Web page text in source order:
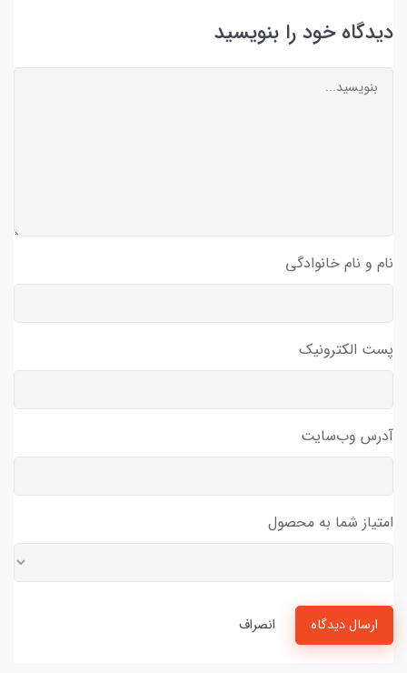
دیدگاه خود را بنویسید
نام و نام خانوادگی
پست الکترونیک
آدرس وب‌سایت
امتیاز شما به محصول
ارسال دیدگاه انصراف